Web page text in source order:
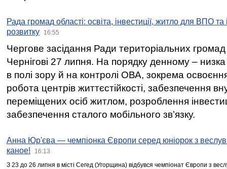
Рада громад області: освіта, інвестиції, житло для ВПО
розвитку
16:55
Чергове засідання Ради територіальних громад
Чернігові 27 липня. На порядку денному –
в полі зору й на контролі ОВА, зокрема освоєння
робота центрів життєстійкості, забезпечення
переміщених осіб житлом, розроблення
забезпечення сталого мобільного зв’язку.
Анна Юр'єва — чемпіонка Європи серед юніорок з
каное!
16:13
З 23 до 26 липня в місті Сегед (Угорщина) відбувся чемпіонат Європи з